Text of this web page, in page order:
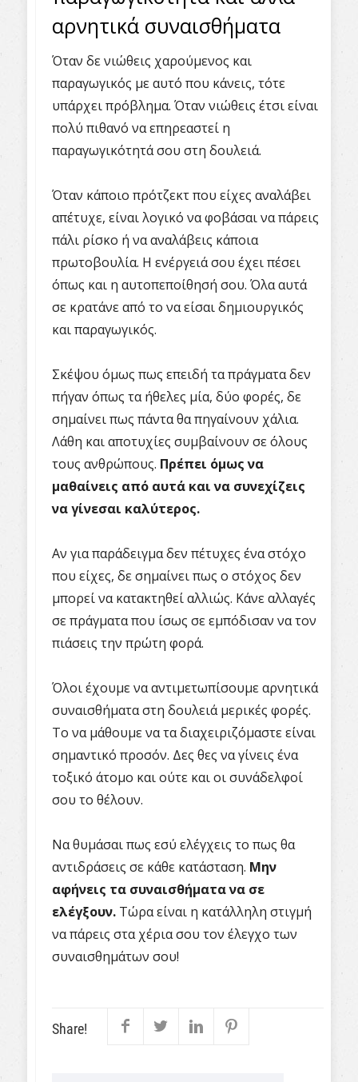
αρνητικά συναισθήματα
Όταν δε νιώθεις χαρούμενος και
παραγωγικός με αυτό που κάνεις, τότε
υπάρχει πρόβλημα. Όταν νιώθεις έτσι είναι
πολύ πιθανό να επηρεαστεί η
παραγωγικότητά σου στη δουλειά.
Όταν κάποιο πρότζεκτ που είχες αναλάβει
απέτυχε, είναι λογικό να φοβάσαι να πάρεις
πάλι ρίσκο ή να αναλάβεις κάποια
πρωτοβουλία. Η ενέργειά σου έχει πέσει
όπως και η αυτοπεποίθησή σου. Όλα αυτά
σε κρατάνε από το να είσαι δημιουργικός
και παραγωγικός.
Σκέψου όμως πως επειδή τα πράγματα δεν
πήγαν όπως τα ήθελες μία, δύο φορές, δε
σημαίνει πως πάντα θα πηγαίνουν χάλια.
Λάθη και αποτυχίες συμβαίνουν σε όλους
τους ανθρώπους. Πρέπει όμως να
μαθαίνεις από αυτά και να συνεχίζεις
να γίνεσαι καλύτερος.
Αν για παράδειγμα δεν πέτυχες ένα στόχο
που είχες, δε σημαίνει πως ο στόχος δεν
μπορεί να κατακτηθεί αλλιώς. Κάνε αλλαγές
σε πράγματα που ίσως σε εμπόδισαν να τον
πιάσεις την πρώτη φορά.
Όλοι έχουμε να αντιμετωπίσουμε αρνητικά
συναισθήματα στη δουλειά μερικές φορές.
Το να μάθουμε να τα διαχειριζόμαστε είναι
σημαντικό προσόν. Δες θες να γίνεις ένα
τοξικό άτομο και ούτε και οι συνάδελφοί
σου το θέλουν.
Να θυμάσαι πως εσύ ελέγχεις το πως θα
αντιδράσεις σε κάθε κατάσταση. Μην
αφήνεις τα συναισθήματα να σε
ελέγξουν. Τώρα είναι η κατάλληλη στιγμή
να πάρεις στα χέρια σου τον έλεγχο των
συναισθημάτων σου!
Share!